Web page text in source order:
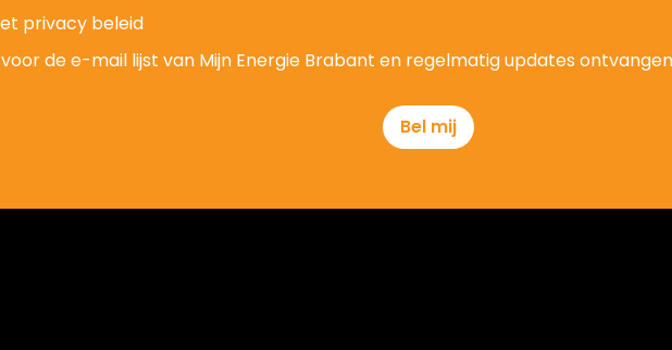
privacy beleid
de e-mail lijst van Mijn Energie Brabant en regelmatig updates
Bel mij